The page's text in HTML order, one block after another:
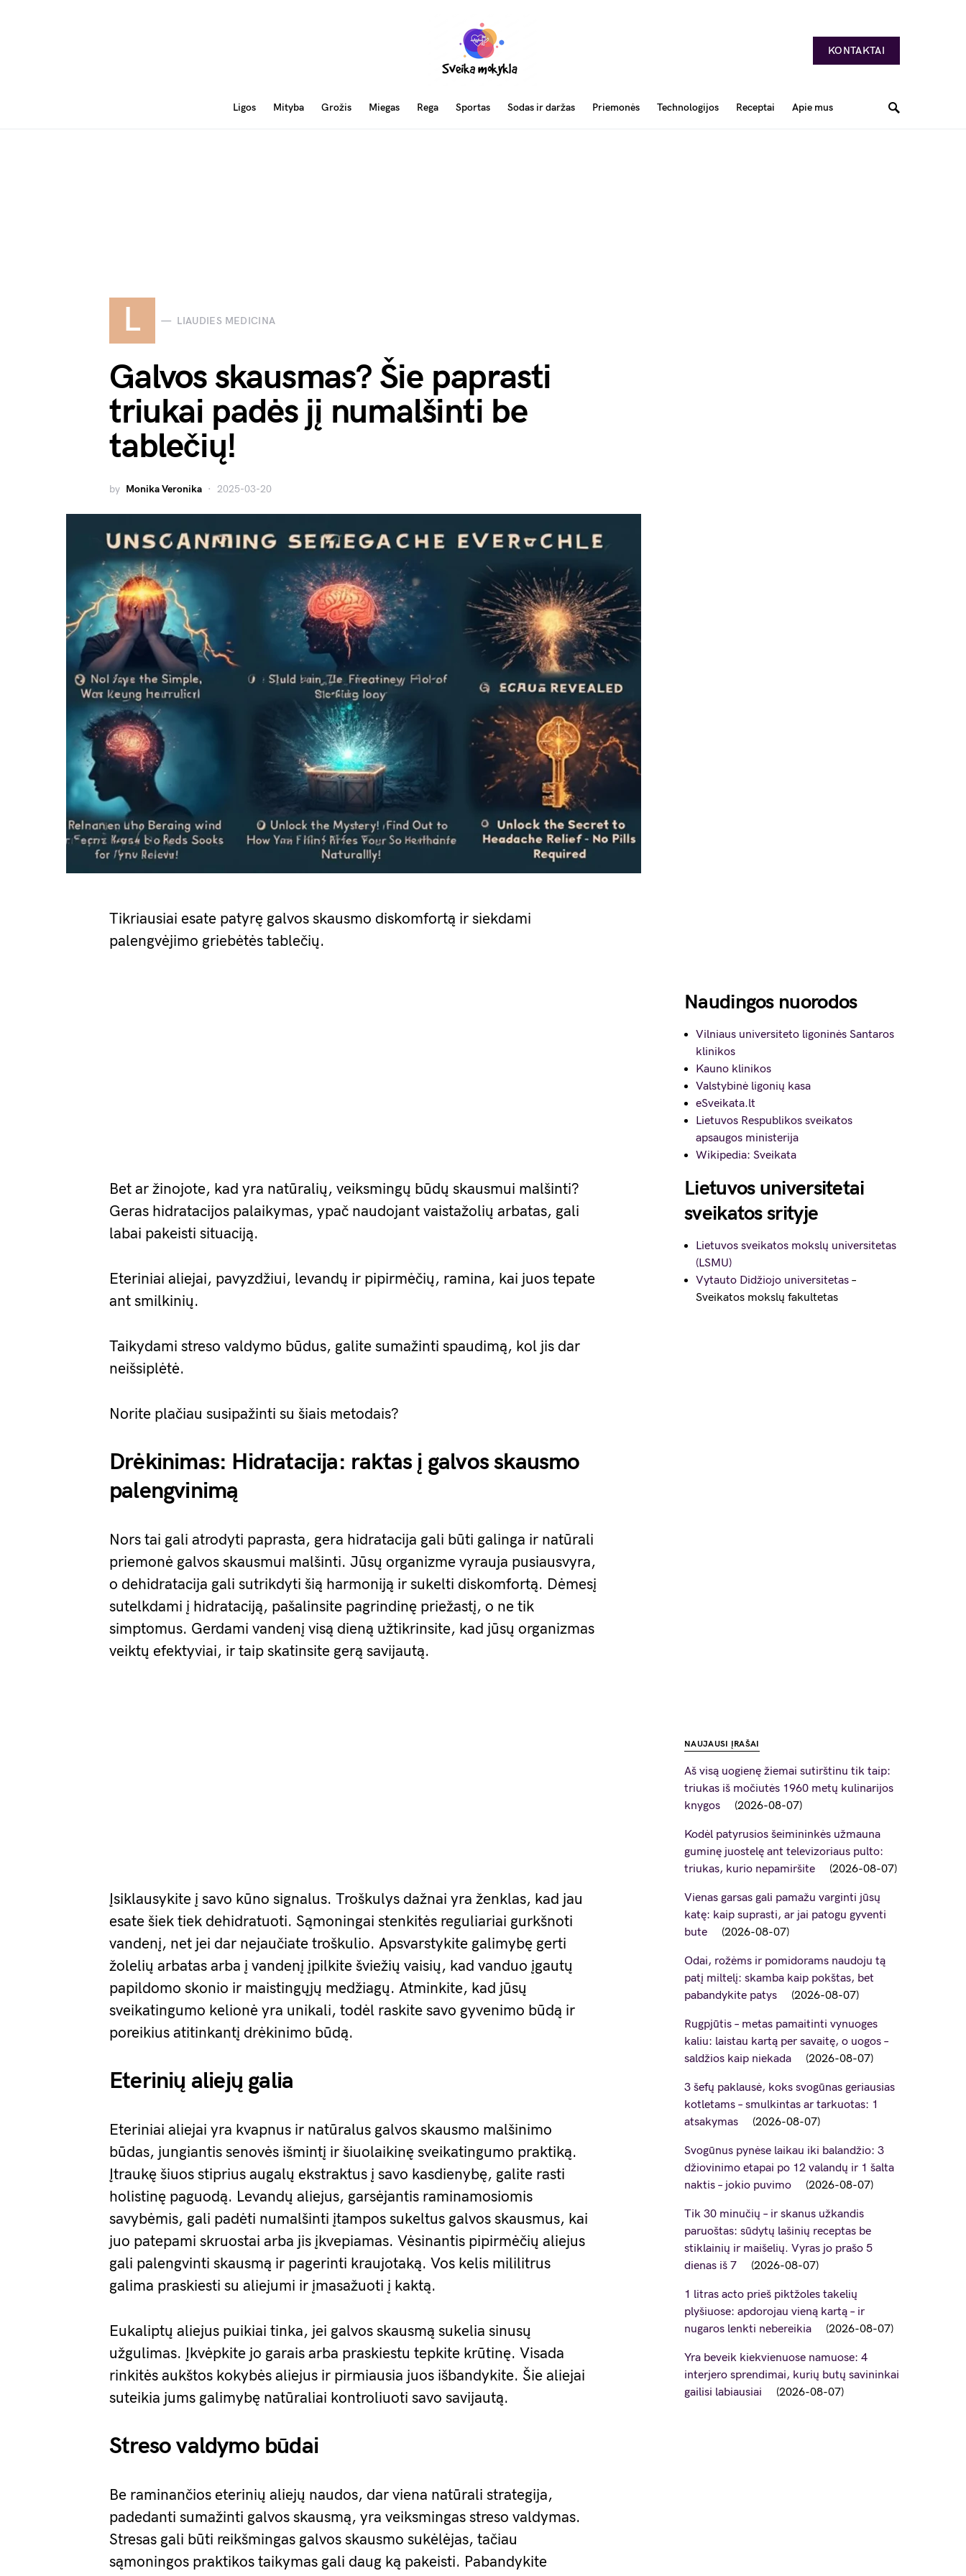
KONTAKTAI
Ligos Mityba Grožis Miegas Rega Sportas Sodas ir daržas Priemonės Technologijos Receptai Apie mus
L LIAUDIES MEDICINA
Galvos skausmas? Šie paprasti
triukai padės jį numalšinti be
tablečių!
by Monika Veronika 2025-03-20
Tikriausiai esate patyrę galvos skausmo diskomfortą ir siekdami
palengvėjimo griebėtės tablečių.
Bet ar žinojote, kad yra natūralių, veiksmingų būdų skausmui malšinti?
Geras hidratacijos palaikymas, ypač naudojant vaistažolių arbatas, gali
labai pakeisti situaciją.
Eteriniai aliejai, pavyzdžiui, levandų ir pipirmėčių, ramina, kai juos tepate
ant smilkinių.
Taikydami streso valdymo būdus, galite sumažinti spaudimą, kol jis dar
neišsiplėtė.
Norite plačiau susipažinti su šiais metodais?
Drėkinimas: Hidratacija: raktas į galvos skausmo
palengvinimą
Nors tai gali atrodyti paprasta, gera hidratacija gali būti galinga ir natūrali
priemonė galvos skausmui malšinti. Jūsų organizme vyrauja pusiausvyra,
o dehidratacija gali sutrikdyti šią harmoniją ir sukelti diskomfortą. Dėmesį
sutelkdami į hidrataciją, pašalinsite pagrindinę priežastį, o ne tik
simptomus. Gerdami vandenį visą dieną užtikrinsite, kad jūsų organizmas
veiktų efektyviai, ir taip skatinsite gerą savijautą.
Įsiklausykite į savo kūno signalus. Troškulys dažnai yra ženklas, kad jau
esate šiek tiek dehidratuoti. Sąmoningai stenkitės reguliariai gurkšnoti
vandenį, net jei dar nejaučiate troškulio. Apsvarstykite galimybę gerti
žolelių arbatas arba į vandenį įpilkite šviežių vaisių, kad vanduo įgautų
papildomo skonio ir maistingųjų medžiagų. Atminkite, kad jūsų
sveikatingumo kelionė yra unikali, todėl raskite savo gyvenimo būdą ir
poreikius atitinkantį drėkinimo būdą.
Eterinių aliejų galia
Eteriniai aliejai yra kvapnus ir natūralus galvos skausmo malšinimo
būdas, jungiantis senovės išmintį ir šiuolaikinę sveikatingumo praktiką.
Įtraukę šiuos stiprius augalų ekstraktus į savo kasdienybę, galite rasti
holistinę paguodą. Levandų aliejus, garsėjantis raminamosiomis
savybėmis, gali padėti numalšinti įtampos sukeltus galvos skausmus, kai
juo patepami skruostai arba jis įkvepiamas. Vėsinantis pipirmėčių aliejus
gali palengvinti skausmą ir pagerinti kraujotaką. Vos kelis mililitrus
galima praskiesti su aliejumi ir įmasažuoti į kaktą.
Eukaliptų aliejus puikiai tinka, jei galvos skausmą sukelia sinusų
užgulimas. Įkvėpkite jo garais arba praskiestu tepkite krūtinę. Visada
rinkitės aukštos kokybės aliejus ir pirmiausia juos išbandykite. Šie aliejai
suteikia jums galimybę natūraliai kontroliuoti savo savijautą.
Streso valdymo būdai
Be raminančios eterinių aliejų naudos, dar viena natūrali strategija,
padedanti sumažinti galvos skausmą, yra veiksmingas streso valdymas.
Stresas gali būti reikšmingas galvos skausmo sukėlėjas, tačiau
sąmoningos praktikos taikymas gali daug ką pakeisti. Pabandykite
Naudingos nuorodos
Vilniaus universiteto ligoninės Santaros
klinikos
Kauno klinikos
Valstybinė ligonių kasa
eSveikata.lt
Lietuvos Respublikos sveikatos
apsaugos ministerija
Wikipedia: Sveikata
Lietuvos universitetai
sveikatos srityje
Lietuvos sveikatos mokslų universitetas
(LSMU)
Vytauto Didžiojo universitetas –
Sveikatos mokslų fakultetas
NAUJAUSI ĮRAŠAI
Aš visą uogienę žiemai sutirštinu tik taip:
triukas iš močiutės 1960 metų kulinarijos
knygos
2026-08-07
Kodėl patyrusios šeimininkės užmauna
guminę juostelę ant televizoriaus pulto:
triukas, kurio nepamiršite
2026-08-07
Vienas garsas gali pamažu varginti jūsų
katę: kaip suprasti, ar jai patogu gyventi
bute
2026-08-07
Odai, rožėms ir pomidorams naudoju tą
patį miltelį: skamba kaip pokštas, bet
pabandykite patys
2026-08-07
Rugpjūtis – metas pamaitinti vynuoges
kaliu: laistau kartą per savaitę, o uogos –
saldžios kaip niekada
2026-08-07
3 šefų paklausė, koks svogūnas geriausias
kotletams – smulkintas ar tarkuotas: 1
atsakymas
2026-08-07
Svogūnus pynėse laikau iki balandžio: 3
džiovinimo etapai po 12 valandų ir 1 šalta
naktis – jokio puvimo
2026-08-07
Tik 30 minučių – ir skanus užkandis
paruoštas: sūdytų lašinių receptas be
stiklainių ir maišelių. Vyras jo prašo 5
dienas iš 7
2026-08-07
1 litras acto prieš piktžoles takelių
plyšiuose: apdorojau vieną kartą – ir
nugaros lenkti nebereikia
2026-08-07
Yra beveik kiekvienuose namuose: 4
interjero sprendimai, kurių butų savininkai
gailisi labiausiai
2026-08-07